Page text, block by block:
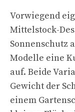
Vorwiegend
Mittelstock-
Sonnenschutz
Modelle eine
auf. Beide
Gewicht der
einem